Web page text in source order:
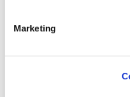
Marketing
Llave fija 2